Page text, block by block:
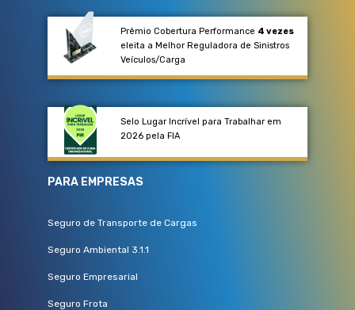
Prêmio Cobertura Performance 4 vezes
eleita a Melhor Reguladora de Sinistros
Veículos/Carga​
Selo Lugar Incrível para Trabalhar em
2026 pela FIA
PARA EMPRESAS
Seguro de Transporte de Cargas
Seguro Ambiental 3.1.1
Seguro Empresarial
Seguro Frota